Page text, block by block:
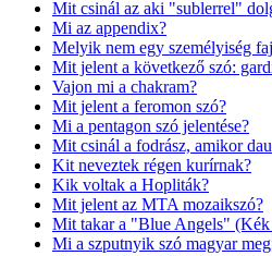
Mit csinál az aki "sublerrel"
Mi az appendix?
Melyik nem egy személyiség
Mit jelent a következő szó:
Vajon mi a chakram?
Mit jelent a feromon szó?
Mi a pentagon szó jelentése?
Mit csinál a fodrász, amikor
Kit neveztek régen kurírnak?
Kik voltak a Hopliták?
Mit jelent az MTA mozaikszó?
Mit takar a "Blue Angels"
Mi a szputnyik szó magyar